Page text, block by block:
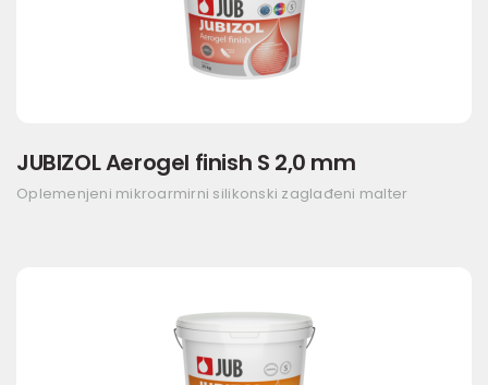
JUBIZOL Aerogel finish S 2,0 mm
Oplemenjeni mikroarmirni silikonski zaglađeni malter